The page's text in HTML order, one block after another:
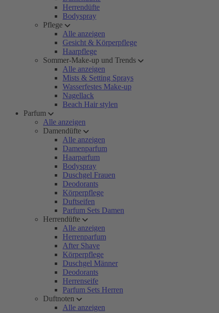
Herrendüfte
Bodyspray
Pflege
Alle anzeigen
Gesicht & Körperpflege
Haarpflege
Sommer-Make-up und Trends
Alle anzeigen
Mists & Setting Sprays
Wasserfestes Make-up
Nagellack
Beach Hair stylen
Parfum
Alle anzeigen
Damendüfte
Alle anzeigen
Damenparfum
Haarparfum
Bodyspray
Duschgel Frauen
Deodorants
Körperpflege
Duftseifen
Parfum Sets Damen
Herrendüfte
Alle anzeigen
Herrenparfum
After Shave
Körperpflege
Duschgel Männer
Deodorants
Herrenseife
Parfum Sets Herren
Duftnoten
Alle anzeigen